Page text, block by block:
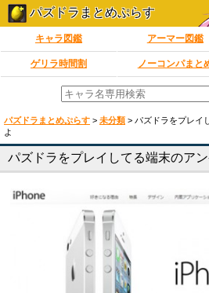
パズドラまとめぷらす
キャラ図鑑 アーマー図鑑
ゲリラ時間割 ノーコンパまと
パズドラまとめぷらす > 未分類 > パズドラをプレイ
よ
パズドラをプレイしてる端末のア